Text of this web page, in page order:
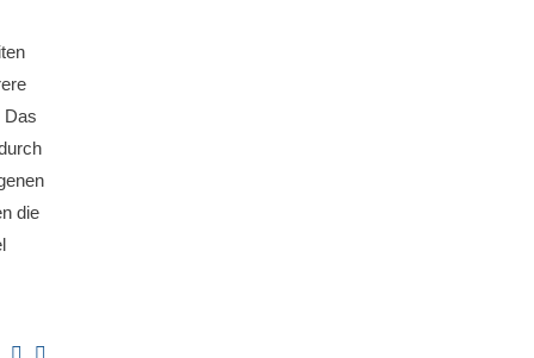
Das
die